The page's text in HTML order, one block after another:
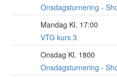
Onsdagsturnering -
Mandag Kl. 17:00
VTG kurs 3
Onsdag Kl. 1800
Onsdagsturnering -